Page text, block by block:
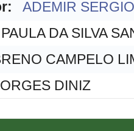
ADEMIR
DA SILVA
CAMPELO
DINIZ